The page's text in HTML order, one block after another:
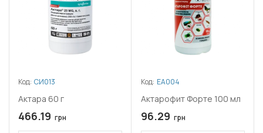
Код: СИ013
Актара 60 г
466.19 грн
Код: ЕА004
Актарофит Форте 100 мл
96.29 грн